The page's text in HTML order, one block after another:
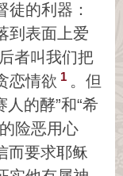
的利器：
到表面上爱
者叫我们把
恋情欲 1 。但
的酵”和“希
险恶用心
而要求耶稣